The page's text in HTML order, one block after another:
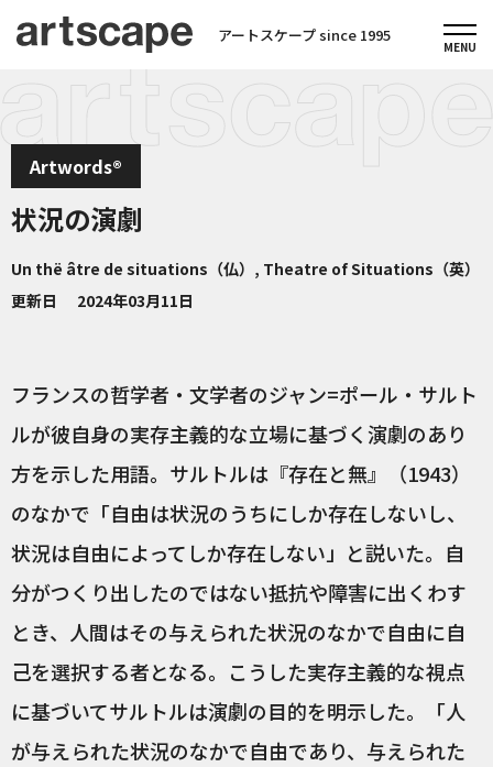
アートスケープ since 1995
Artwords®
状況の演劇
Un thё âtre de situations（仏）, Theatre of Situations（英）
更新日
2024年03月11日
フランスの哲学者・文学者のジャン=ポール・サルト
ルが彼自身の実存主義的な立場に基づく演劇のあり
方を示した用語。サルトルは『存在と無』（1943）
のなかで「自由は状況のうちにしか存在しないし、
状況は自由によってしか存在しない」と説いた。自
分がつくり出したのではない抵抗や障害に出くわす
とき、人間はその与えられた状況のなかで自由に自
己を選択する者となる。こうした実存主義的な視点
に基づいてサルトルは演劇の目的を明示した。「人
が与えられた状況のなかで自由であり、与えられた